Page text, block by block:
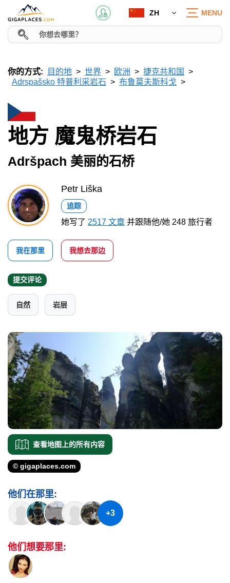
ZH MENU
你的方式: 目的地 世界 欧洲
捷克共和国
Adrspašsko 特普利采岩石
布鲁莫夫斯科戈
地方 魔鬼桥岩石
Adršpach 美丽的石桥
Petr Liška
追踪
她写了 2517 文章 并跟随他/她 248 旅行者
我在那里 我想去那边
提交评论
自然 岩层
查看地图上的所有内容
© gigaplaces.com
他们在那里:
+3
他们想要那里: